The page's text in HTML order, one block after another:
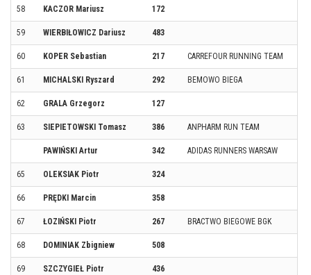
58 KACZOR Mariusz 172
59 WIERBIŁOWICZ Dariusz 483
60 KOPER Sebastian 217 CARREFOUR RUNNING TEAM
61 MICHALSKI Ryszard 292 BEMOWO BIEGA
62 GRALA Grzegorz 127
63 SIEPIETOWSKI Tomasz 386 ANPHARM RUN TEAM
PAWIŃSKI Artur 342 ADIDAS RUNNERS WARSAW
65 OLEKSIAK Piotr 324
66 PRĘDKI Marcin 358
67 ŁOZIŃSKI Piotr 267 BRACTWO BIEGOWE BGK
68 DOMINIAK Zbigniew 508
69 SZCZYGIEŁ Piotr 436